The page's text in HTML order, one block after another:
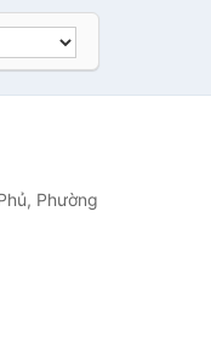
Phường